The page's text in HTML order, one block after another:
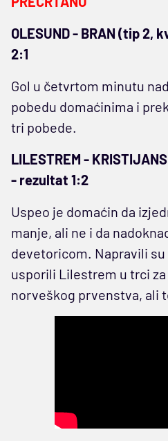
OLESUND - BRAN (tip 2,
2:1
Gol u četvrtom minutu
pobedu domaćinima i
tri pobede.
LILESTREM -
- rezultat 1:2
Uspeo je domaćin da
manje, ali ne i da
devetoricom. Napravili
usporili Lilestrem u trci
norveškog prvenstva, ali